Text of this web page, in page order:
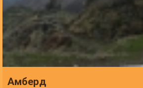
Амберд